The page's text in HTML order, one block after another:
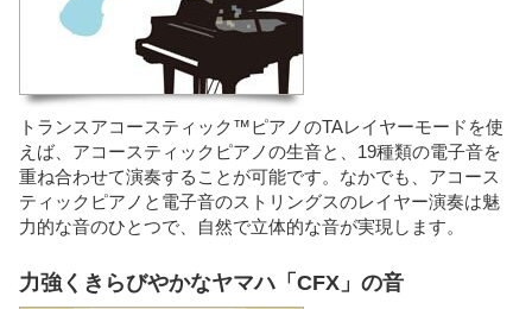
トランスアコースティック™ピアノのTAレイヤーモードを使
えば、アコースティックピアノの生音と、19種類の電子音を
重ね合わせて演奏することが可能です。なかでも、アコース
ティックピアノと電子音のストリングスのレイヤー演奏は魅
力的な音のひとつで、自然で立体的な音が実現します。
力強くきらびやかなヤマハ「CFX」の音